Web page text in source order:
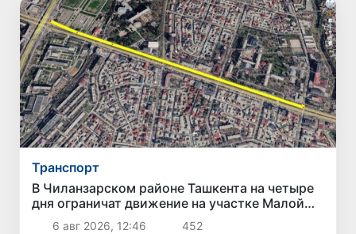
Транспорт
В Чиланзарском районе Ташкента на четыре
дня ограничат движение на участке Малой
кольцевой дороги
6 авг 2026, 12:46 452